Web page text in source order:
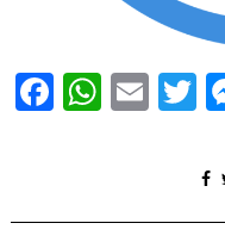
Facebook